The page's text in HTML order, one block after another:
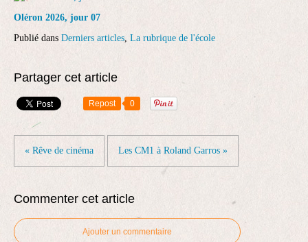
Oléron 2026, jour 07
Publié dans Derniers articles, La rubrique de l'école
Partager cet article
Repost 0
« Rêve de cinéma Les CM1 à Roland Garros »
Commenter cet article
Ajouter un commentaire